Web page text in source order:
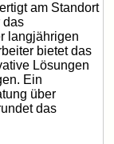
am Standort
das
langjährigen
bietet das
Lösungen
Ein
über
das